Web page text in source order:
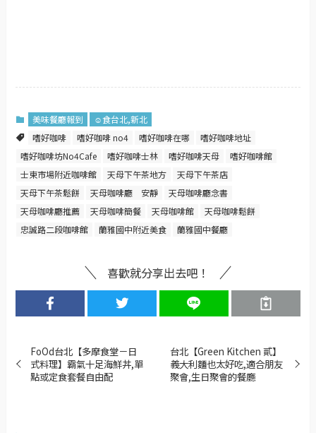
美味餐廳報到
☺食台北,新北
嗜好咖啡
嗜好咖啡 no4 嗜好咖啡在哪
嗜好咖啡地址
嗜好咖啡坊No4Cafe
嗜好咖啡士林 嗜好咖啡天母
嗜好咖啡館
士東市場附近咖啡館
天母下午茶地方
天母下午茶店
天母下午茶鬆餅
天母咖啡廳 安靜
天母咖啡廳念書
天母咖啡廳推薦
天母咖啡簡餐 天母咖啡館
天母咖啡鬆餅
忠誠路二段咖啡館
蘭雅國中附近美食 蘭雅國中餐廳
喜歡就分享出去吧！
FoOd台北【多摩食堂－日
式料理】霸氣十足海鮮丼,單
點或定食套餐自由配
台北【Green Kitchen 貳】
義大利麵也太好吃,適合朋友
聚會,生日聚會的餐廳